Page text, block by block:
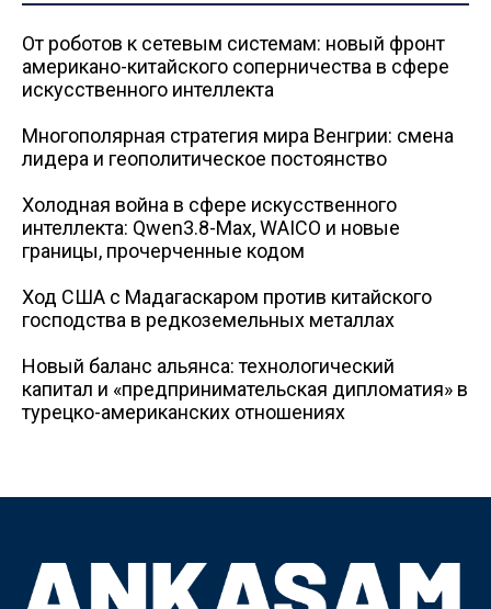
От роботов к сетевым системам: новый фронт
американо-китайского соперничества в сфере
искусственного интеллекта
Многополярная стратегия мира Венгрии: смена
лидера и геополитическое постоянство
Холодная война в сфере искусственного
интеллекта: Qwen3.8-Max, WAICO и новые
границы, прочерченные кодом
Ход США с Мадагаскаром против китайского
господства в редкоземельных металлах
Новый баланс альянса: технологический
капитал и «предпринимательская дипломатия» в
турецко-американских отношениях